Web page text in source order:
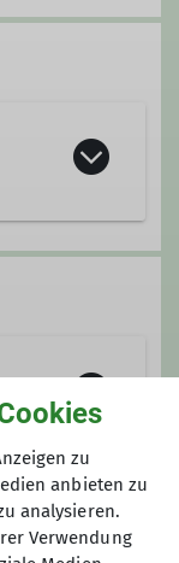
Umgebung
und
verfügt
zu
anbieten zu
analysieren.
Verwendung